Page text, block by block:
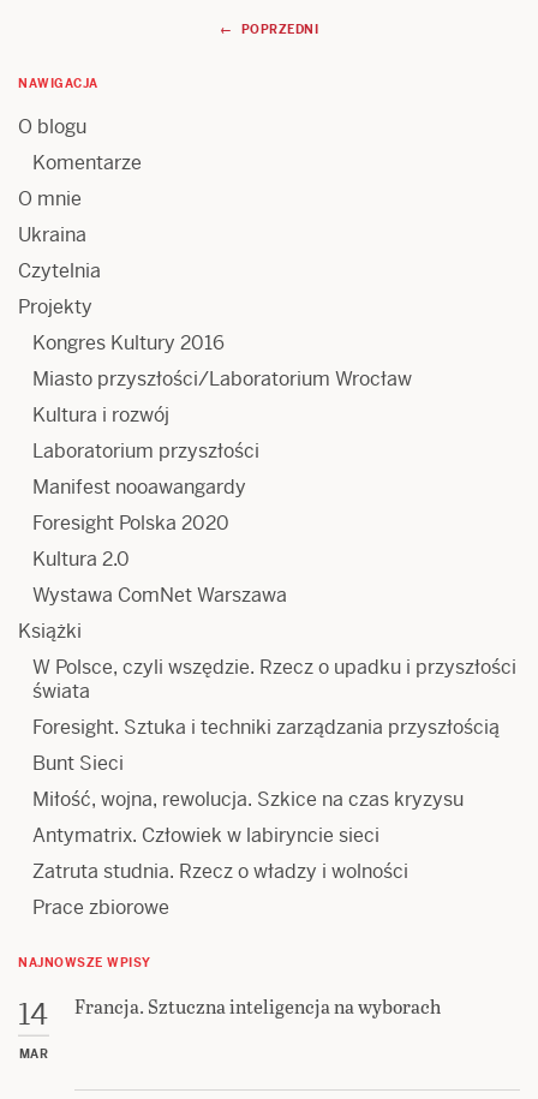
wpisów
← POPRZEDNI
NAWIGACJA
O blogu
Komentarze
O mnie
Ukraina
Czytelnia
Projekty
Kongres Kultury 2016
Miasto przyszłości/Laboratorium Wrocław
Kultura i rozwój
Laboratorium przyszłości
Manifest nooawangardy
Foresight Polska 2020
Kultura 2.0
Wystawa ComNet Warszawa
Książki
W Polsce, czyli wszędzie. Rzecz o upadku i przyszłości
świata
Foresight. Sztuka i techniki zarządzania przyszłością
Bunt Sieci
Miłość, wojna, rewolucja. Szkice na czas kryzysu
Antymatrix. Człowiek w labiryncie sieci
Zatruta studnia. Rzecz o władzy i wolności
Prace zbiorowe
NAJNOWSZE WPISY
14
MAR
Francja. Sztuczna inteligencja na wyborach